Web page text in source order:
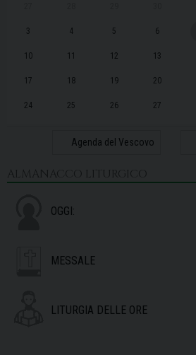
3 4 5 6
10 11 12 13
17 18 19 20
24 25 26 27
Agenda del Vescovo
ALMANACCO LITURGICO
OGGI:
MESSALE
LITURGIA DELLE ORE